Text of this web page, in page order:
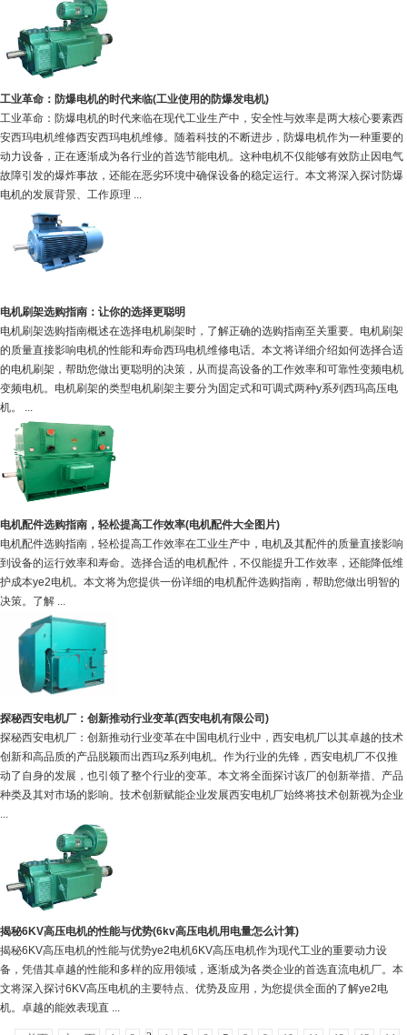
工业革命：防爆电机的时代来临(工业使用的防爆发电机)
工业革命：防爆电机的时代来临在现代工业生产中，安全性与效率是两大核心要素西
安西玛电机维修西安西玛电机维修。随着科技的不断进步，防爆电机作为一种重要的
动力设备，正在逐渐成为各行业的首选节能电机。这种电机不仅能够有效防止因电气
故障引发的爆炸事故，还能在恶劣环境中确保设备的稳定运行。本文将深入探讨防爆
电机的发展背景、工作原理 ...
电机刷架选购指南：让你的选择更聪明
电机刷架选购指南概述在选择电机刷架时，了解正确的选购指南至关重要。电机刷架
的质量直接影响电机的性能和寿命西玛电机维修电话。本文将详细介绍如何选择合适
的电机刷架，帮助您做出更聪明的决策，从而提高设备的工作效率和可靠性变频电机
变频电机。电机刷架的类型电机刷架主要分为固定式和可调式两种y系列西玛高压电
机。 ...
电机配件选购指南，轻松提高工作效率(电机配件大全图片)
电机配件选购指南，轻松提高工作效率在工业生产中，电机及其配件的质量直接影响
到设备的运行效率和寿命。选择合适的电机配件，不仅能提升工作效率，还能降低维
护成本ye2电机。本文将为您提供一份详细的电机配件选购指南，帮助您做出明智的
决策。了解 ...
探秘西安电机厂：创新推动行业变革(西安电机有限公司)
探秘西安电机厂：创新推动行业变革在中国电机行业中，西安电机厂以其卓越的技术
创新和高品质的产品脱颖而出西玛z系列电机。作为行业的先锋，西安电机厂不仅推
动了自身的发展，也引领了整个行业的变革。本文将全面探讨该厂的创新举措、产品
种类及其对市场的影响。技术创新赋能企业发展西安电机厂始终将技术创新视为企业
...
揭秘6KV高压电机的性能与优势(6kv高压电机用电量怎么计算)
揭秘6KV高压电机的性能与优势ye2电机6KV高压电机作为现代工业的重要动力设
备，凭借其卓越的性能和多样的应用领域，逐渐成为各类企业的首选直流电机厂。本
文将深入探讨6KV高压电机的主要特点、优势及应用，为您提供全面的了解ye2电
机。卓越的能效表现直 ...